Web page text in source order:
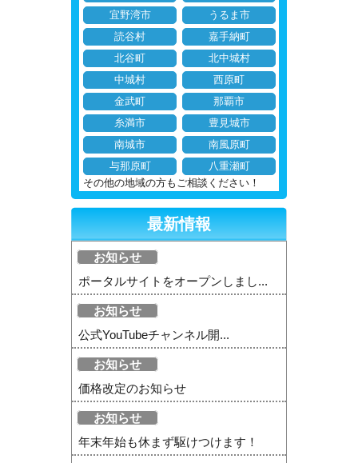
宜野湾市
うるま市
読谷村
嘉手納町
北谷町
北中城村
中城村
西原町
金武町
那覇市
糸満市
豊見城市
南城市
南風原町
与那原町
八重瀬町
その他の地域の方もご相談ください！
最新情報
お知らせ
ポータルサイトをオープンしまし...
お知らせ
公式YouTubeチャンネル開...
お知らせ
価格改定のお知らせ
お知らせ
年末年始も休まず駆けつけます！